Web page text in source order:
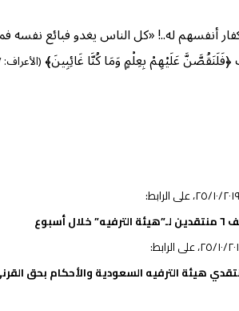
أنفسهم له..! «كل الناس يغدو فبائع نفسه
﴿فَلَنَقُصَّنَّ عَلَيْهِمْ بِعِلْمٍ وَمَا كُنَّا غَائِبِينَ﴾(الأعراف: ٧)
هيئة الترفيه السعودية والأحكام بحق